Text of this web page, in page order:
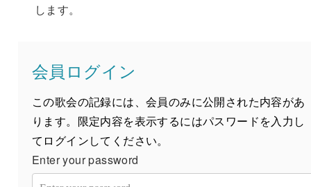
します。
会員ログイン
この歌会の記録には、会員のみに公開された内容があ
ります。限定内容を表示するにはパスワードを入力し
てログインしてください。
Enter your password